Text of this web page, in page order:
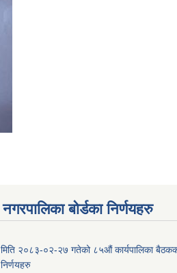
नगरपालिका बोर्डका निर्णयहरु
मिति २०८३-०२-२७ गतेको ८५औं कार्यपालिका
निर्णयहरु